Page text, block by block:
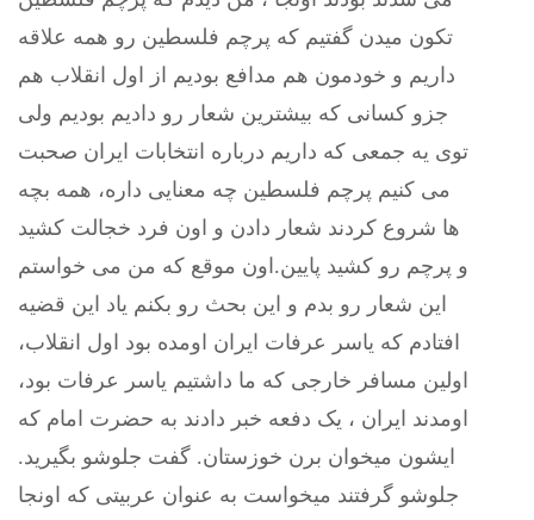
تکون میدن گفتیم که پرچم فلسطین رو همه علاقه
داریم و خودمون هم مدافع بودیم از اول انقلاب هم
جزو کسانی که بیشترین شعار رو دادیم بودیم ولی
توی یه جمعی که داریم درباره انتخابات ایران صحبت
می کنیم پرچم فلسطین چه معنایی داره، همه بچه
ها شروع کردند شعار دادن و اون فرد خجالت کشید
و پرچم رو کشید پایین.اون موقع که من می خواستم
این شعار رو بدم و این بحث رو بکنم یاد این قضیه
افتادم که یاسر عرفات ایران اومده بود اول انقلاب،
اولین مسافر خارجی که ما داشتیم یاسر عرفات بود،
اومدند ایران ، یک دفعه خبر دادند به حضرت امام که
ایشون میخوان برن خوزستان. گفت جلوشو بگیرید.
جلوشو گرفتند میخواست به عنوان عربیتی که اونجا